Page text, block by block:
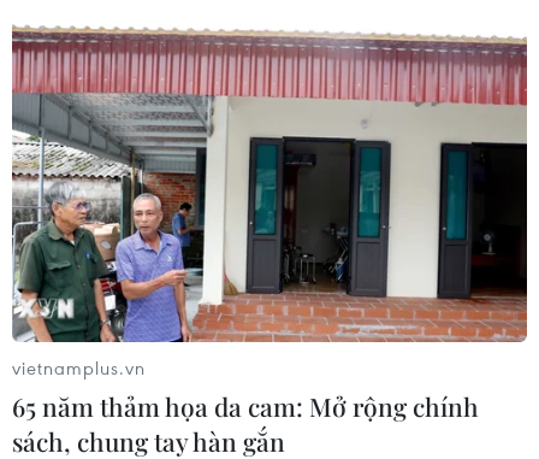
vietnamplus.vn
65 năm thảm họa da cam: Mở rộng chính
sách, chung tay hàn gắn